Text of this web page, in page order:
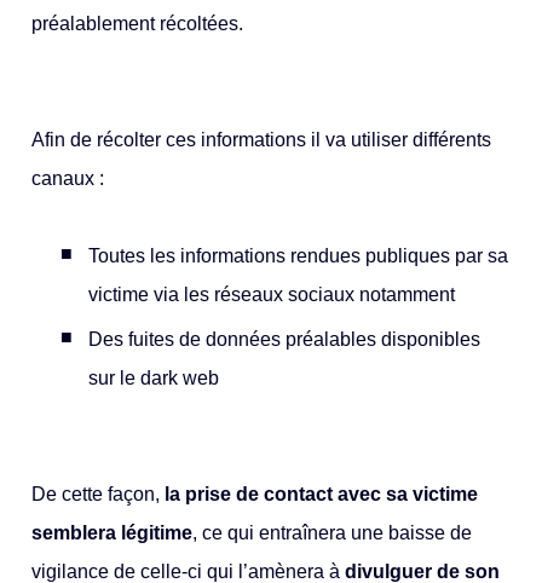
préalablement récoltées.
Afin de récolter ces informations il va utiliser différents
canaux :
Toutes les informations rendues publiques par sa
victime via les réseaux sociaux notamment
Des fuites de données préalables disponibles
sur le dark web
De cette façon, la prise de contact avec sa victime
semblera légitime, ce qui entraînera une baisse de
vigilance de celle-ci qui l’amènera àdivulguer de son